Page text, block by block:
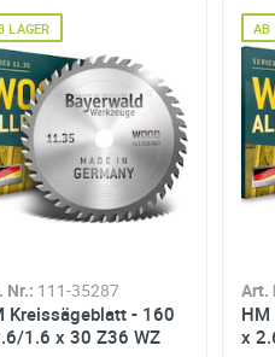
zur Beantwortung
Ihrer Anfrage gelöscht.
zum Umgang mit
Nr.: 111-35287
Kreissägeblatt - 160
1.6 x 30 Z36 WZ
LAGER
Art.
x
AB